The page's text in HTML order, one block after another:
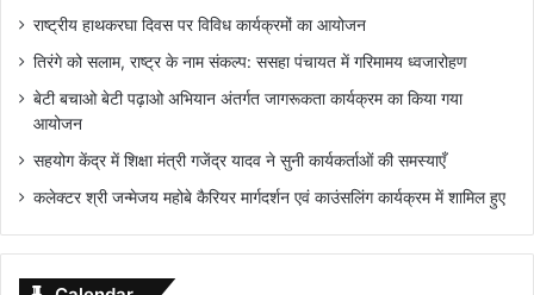
राष्ट्रीय हाथकरघा दिवस पर विविध कार्यक्रमों का आयोजन
तिरंगे को सलाम, राष्ट्र के नाम संकल्प: ससहा पंचायत में गरिमामय ध्वजारोहण
बेटी बचाओ बेटी पढ़ाओ अभियान अंतर्गत जागरूकता कार्यक्रम का किया गया
आयोजन
सहयोग केंद्र में शिक्षा मंत्री गजेंद्र यादव ने सुनी कार्यकर्ताओं की समस्याएँ
कलेक्टर श्री जन्मेजय महोबे कैरियर मार्गदर्शन एवं काउंसलिंग कार्यक्रम में शामिल हुए